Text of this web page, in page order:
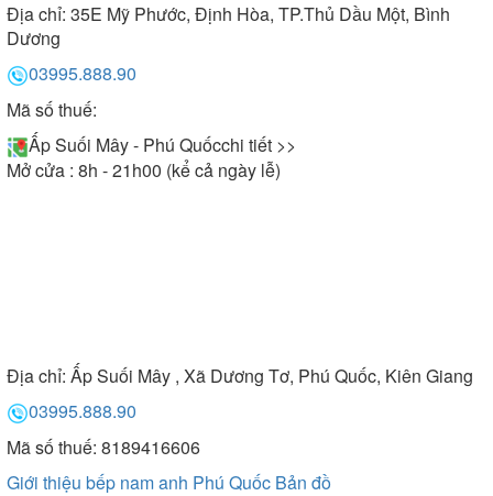
Địa chỉ: 35E Mỹ Phước, Định Hòa, TP.Thủ Dầu Một, Bình
Dương
03995.888.90
Mã số thuế:
Ấp Suối Mây - Phú Quốcchi tiết >>
Mở cửa : 8h - 21h00 (kể cả ngày lễ)
Địa chỉ: Ấp Suối Mây , Xã Dương Tơ, Phú Quốc, Kiên Giang
03995.888.90
Mã số thuế: 8189416606
Giới thiệu bếp nam anh Phú Quốc Bản đồ